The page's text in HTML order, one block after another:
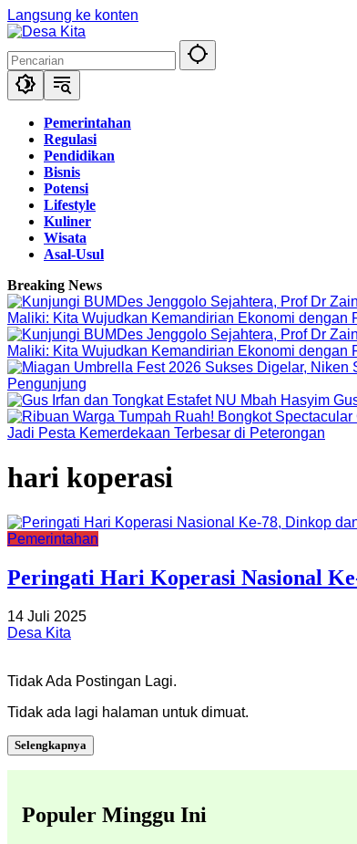
Langsung ke konten
Pemerintahan
Regulasi
Pendidikan
Bisnis
Potensi
Lifestyle
Kuliner
Wisata
Asal-Usul
Breaking News
Maliki: Kita Wujudkan Kemandirian Ekonomi dengan
Maliki: Kita Wujudkan Kemandirian Ekonomi dengan
Pengunjung
Jadi Pesta Kemerdekaan Terbesar di Peterongan
hari koperasi
Pemerintahan
Peringati Hari Koperasi Nasional
14 Juli 2025
Desa Kita
Tidak Ada Postingan Lagi.
Tidak ada lagi halaman untuk dimuat.
Selengkapnya
Populer Minggu Ini